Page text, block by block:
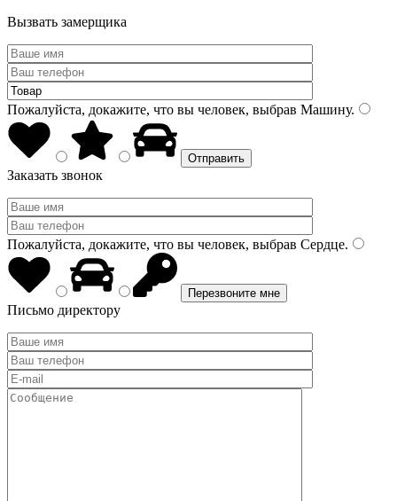
Вызвать замерщика
Пожалуйста, докажите, что вы человек, выбрав Машину.
Заказать звонок
Пожалуйста, докажите, что вы человек, выбрав Сердце.
Письмо директору